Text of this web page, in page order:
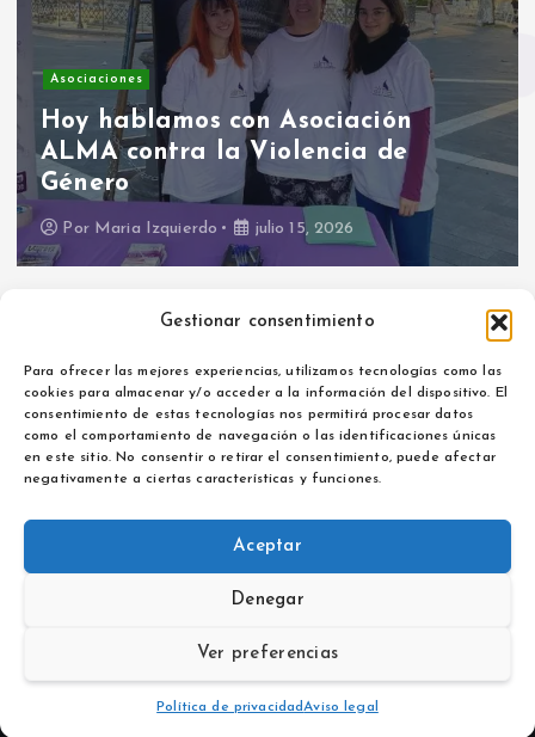
Gestionar consentimiento
Para ofrecer las mejores experiencias, utilizamos tecnologías como las
cookies para almacenar y/o acceder a la información del dispositivo. El
consentimiento de estas tecnologías nos permitirá procesar datos
como el comportamiento de navegación o las identificaciones únicas
en este sitio. No consentir o retirar el consentimiento, puede afectar
negativamente a ciertas características y funciones.
Aceptar
Denegar
Ver preferencias
Política de privacidadAviso legal
Asociaciones
Hoy hablamos con Asociación
ALMA contra la Violencia de
Género
Por Maria Izquierdo julio 15, 2026
Aviso legal
Política de privacidad
Copyright © 2026 La Noticia de Extremadura | Powered by